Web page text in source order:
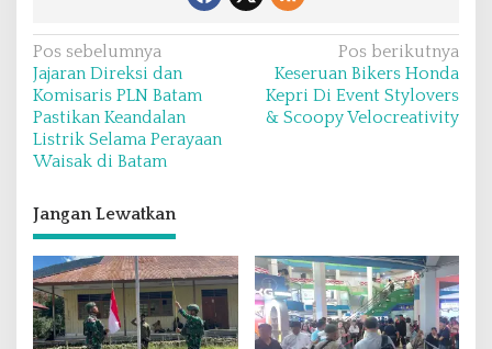
N
a
v
i
a
s
i
p
o
Pos sebelumnya
Jajaran Direksi dan
Komisaris PLN Batam
Pastikan Keandalan
Listrik Selama Perayaan
Waisak di Batam
Pos berikutnya
Keseruan Bikers Honda
Kepri Di Event Stylovers
& Scoopy Velocreativity
Jangan Lewatkan